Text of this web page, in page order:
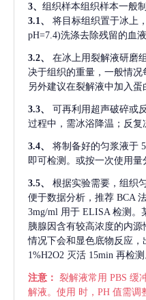
3、 组织样本组织样本一般
3.1、
将目标组织置于冰上
pH=7.4)洗涤去除残留的血
3.2、
在冰上用裂解液研磨
决于组织的重量，一般情况
另外建议在裂解液中加入蛋
3.3、 可再利用超声破碎或
过程中，需冰浴降温；反复
3.4、 将制备好的匀浆液于
即可检测。或按一次使用量
3.5、 根据实验需要，组织
便于数据分析，推荐 BCA
3mg/ml 用于 ELISA 检测。
胰腺因含有较高浓度的内
情况下会和显色底物反应，
1%H2O2 灭活 15min 再检测
注意： 裂解液常用 PBS 缓
解液。使用 时，PH 值需调